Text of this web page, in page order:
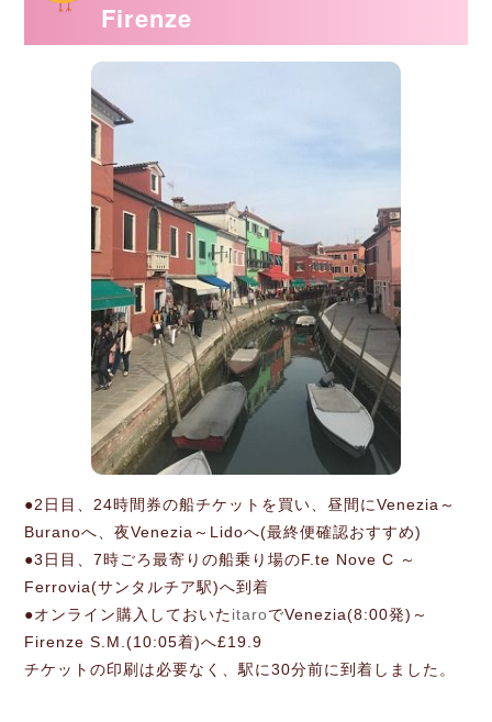
Firenze
●2日目、24時間券の船チケットを買い、昼間にVenezia～
Buranoへ、夜Venezia～Lidoへ(最終便確認おすすめ)
●3日目、7時ごろ最寄りの船乗り場のF.te Nove C ～
Ferrovia(サンタルチア駅)へ到着
●オンライン購入しておいたitaroでVenezia(8:00発)～
Firenze S.M.(10:05着)へ£19.9
チケットの印刷は必要なく、駅に30分前に到着しました。